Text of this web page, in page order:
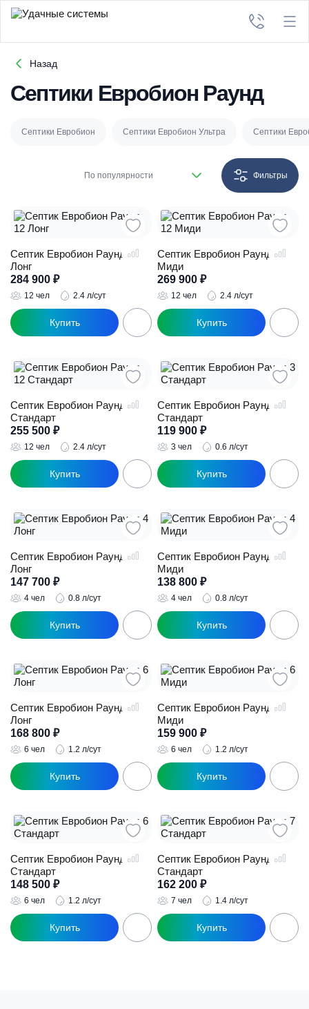
Назад
Септики Евробион Раунд
Септики Евробион Септики Евробион Ультра Септики
По популярности Фильтры
Септик Евробион Раунд 12
Лонг
284 900 ₽
12 чел 2.4 л/сут
Септик Евробион Раунд 12
Миди
269 900 ₽
12 чел 2.4 л/сут
Септик Евробион Раунд 12
Стандарт
255 500 ₽
12 чел 2.4 л/сут
Септик Евробион Раунд 3
Стандарт
119 900 ₽
3 чел 0.6 л/сут
Септик Евробион Раунд 4
Лонг
147 700 ₽
4 чел 0.8 л/сут
Септик Евробион Раунд 4
Миди
138 800 ₽
4 чел 0.8 л/сут
Септик Евробион Раунд 6
Лонг
168 800 ₽
6 чел 1.2 л/сут
Септик Евробион Раунд 6
Миди
159 900 ₽
6 чел 1.2 л/сут
Септик Евробион Раунд 6
Стандарт
148 500 ₽
6 чел 1.2 л/сут
Септик Евробион Раунд 7
Стандарт
162 200 ₽
7 чел 1.4 л/сут